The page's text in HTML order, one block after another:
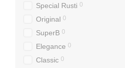
Special Rusti 0
Original 0
SuperB 0
Elegance 0
Classic 0